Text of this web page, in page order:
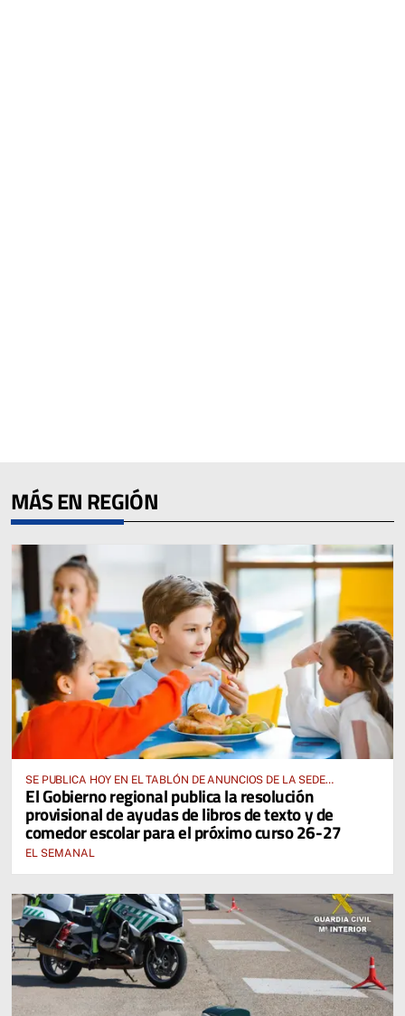
MÁS EN REGIÓN
SE PUBLICA HOY EN EL TABLÓN DE ANUNCIOS DE LA SEDE
ELECTRÓNICA DE LA JUNTA DE COMUNIDADES Y EN EL PORTAL DE
EDUCACIÓN DE CASTILLA-LA MANCHA
El Gobierno regional publica la resolución
provisional de ayudas de libros de texto y de
comedor escolar para el próximo curso 26-27
EL SEMANAL